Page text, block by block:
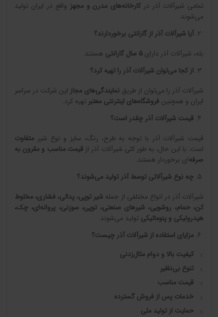
تمامی شیرآلات آذر درکارخانه‌های مدرن و مجهز واقع در ایران تولید
می‌شوند.
آیا شیرآلات آذر از گارانتی برخوردارند؟
بله، شیرآلات آذر دارای 5 سال گارانتی هستند.
از کجا می‌توان شیرآلات آذر را تهیه کرد؟
شیرآلات آذر را می‌توان از طریق نمایندگی‌های مجاز این شرکت در سراسر
ایران و همچنین فروشگاه‌های اینترنتی معتبر تهیه کرد.
قیمت شیرآلات آذر چقدر است؟
قیمت شیرآلات آذر با توجه به طرح، رنگ، سایز و نوع شیر متفاوت
است. با این حال، به طور کلی شیرآلات آذر ازقیمت مناسب و مقرون به
صرفه‌ای برخوردار هستند.
چه نوع شیرآلاتی توسط آذر تولید می‌شوند؟
شیرآلات آذر در انواع مختلفی از جمله شیر توپی، پدالی، فشاری، مخلوط
کن، حمام، روشویی، شیرهای صنعتی، توپی، سوزنی، پروانه‌ای، چک،
هیدرولیکی و پنوماتیکی تولید می‌شوند.
مزایای استفاده از شیرآلات آذر چیست؟
کیفیت بالا و دوام مثال‌زدنی
تنوع بی‌نظیر
قیمت مناسب
خدمات پس از فروش گسترده
حمایت از تولید ملی